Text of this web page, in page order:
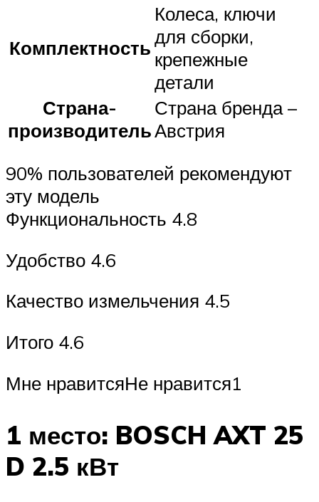
Комплектность
Колеса, ключи
для сборки,
крепежные
детали
Страна-
производитель
Страна бренда –
Австрия
90% пользователей рекомендуют
эту модель
Функциональность 4.8
Удобство 4.6
Качество измельчения 4.5
Итого 4.6
Мне нравитсяНе нравится1
1 место: BOSCH AXT 25
D 2.5 кВт